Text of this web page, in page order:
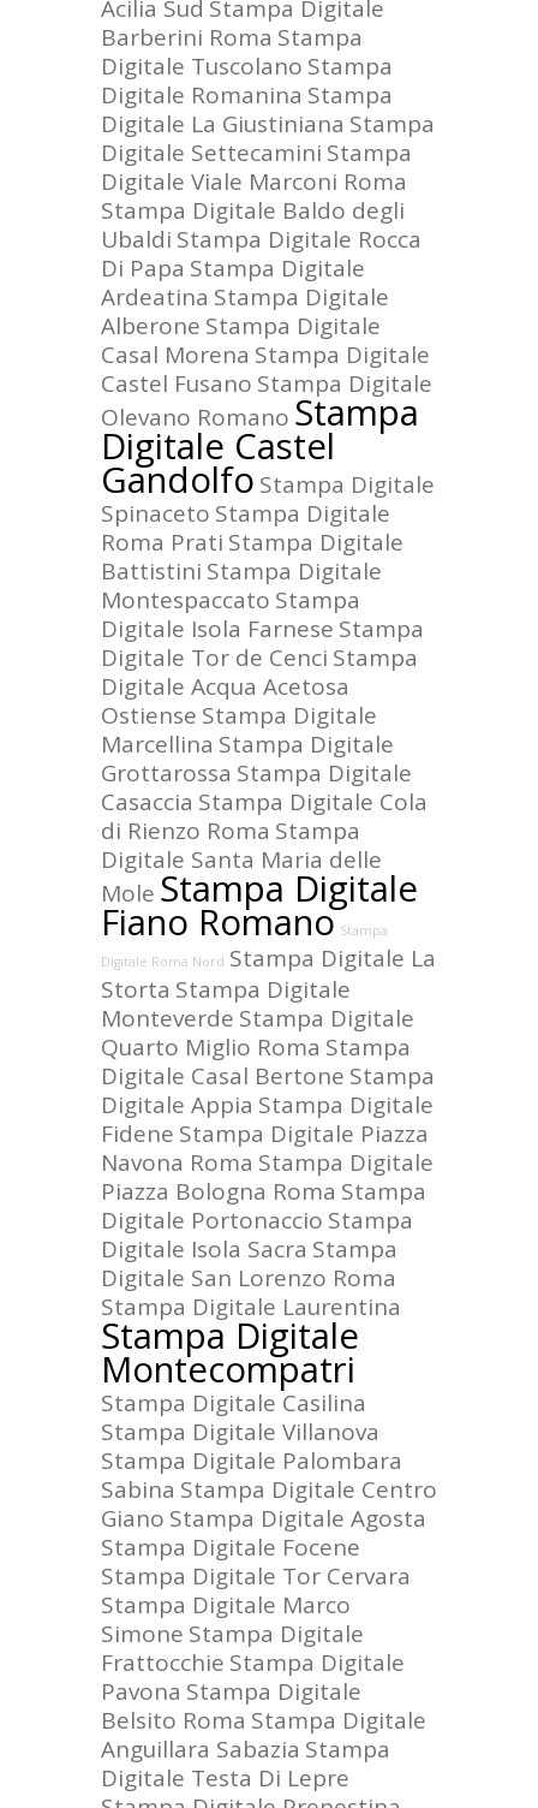
Acilia Sud Stampa Digitale
Barberini Roma Stampa
Digitale Tuscolano Stampa
Digitale Romanina Stampa
Digitale La Giustiniana Stampa
Digitale Settecamini Stampa
Digitale Viale Marconi Roma
Stampa Digitale Baldo degli
Ubaldi Stampa Digitale Rocca
Di Papa Stampa Digitale
Ardeatina Stampa Digitale
Alberone Stampa Digitale
Casal Morena Stampa Digitale
Castel Fusano Stampa Digitale
Olevano Romano Stampa
Digitale Castel
Gandolfo Stampa Digitale
Spinaceto Stampa Digitale
Roma Prati Stampa Digitale
Battistini Stampa Digitale
Montespaccato Stampa
Digitale Isola Farnese Stampa
Digitale Tor de Cenci Stampa
Digitale Acqua Acetosa
Ostiense Stampa Digitale
Marcellina Stampa Digitale
Grottarossa Stampa Digitale
Casaccia Stampa Digitale Cola
di Rienzo Roma Stampa
Digitale Santa Maria delle
Mole Stampa Digitale
Fiano Romano Stampa
Digitale Roma Nord Stampa Digitale La
Storta Stampa Digitale
Monteverde Stampa Digitale
Quarto Miglio Roma Stampa
Digitale Casal Bertone Stampa
Digitale Appia Stampa Digitale
Fidene Stampa Digitale Piazza
Navona Roma Stampa Digitale
Piazza Bologna Roma Stampa
Digitale Portonaccio Stampa
Digitale Isola Sacra Stampa
Digitale San Lorenzo Roma
Stampa Digitale Laurentina
Stampa Digitale
Montecompatri
Stampa Digitale Casilina
Stampa Digitale Villanova
Stampa Digitale Palombara
Sabina Stampa Digitale Centro
Giano Stampa Digitale Agosta
Stampa Digitale Focene
Stampa Digitale Tor Cervara
Stampa Digitale Marco
Simone Stampa Digitale
Frattocchie Stampa Digitale
Pavona Stampa Digitale
Belsito Roma Stampa Digitale
Anguillara Sabazia Stampa
Digitale Testa Di Lepre